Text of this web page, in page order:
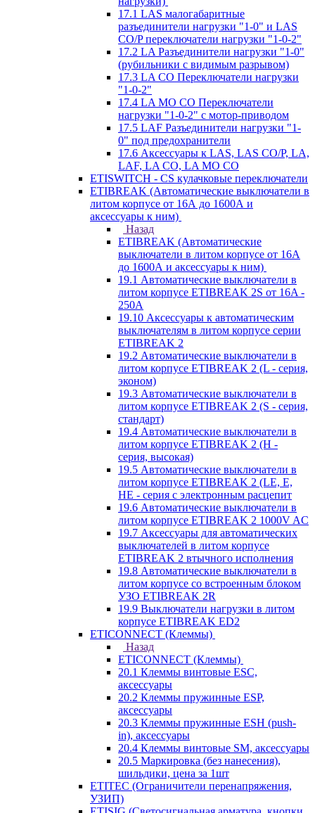
17.1 LAS малогабаритные
разъединители нагрузки "1-0" и LAS
CO/P переключатели нагрузки "1-0-2"
17.2 LA Разъединители нагрузки "1-0"
(рубильники с видимым разрывом)
17.3 LA CO Переключатели нагрузки
"1-0-2"
17.4 LA MO CO Переключатели
нагрузки "1-0-2" с мотор-приводом
17.5 LAF Разъединители нагрузки "1-
0" под предохранители
17.6 Аксессуары к LAS, LAS CO/P, LA,
LAF, LA CO, LA MO CO
ETISWITCH - CS кулачковые переключатели
ETIBREAK (Автоматические выключатели в
литом корпусе от 16А до 1600А и
аксессуары к ним)
Назад
ETIBREAK (Автоматические
выключатели в литом корпусе от 16А
до 1600А и аксессуары к ним)
19.1 Автоматические выключатели в
литом корпусе ETIBREAK 2S от 16A -
250A
19.10 Аксессуары к автоматическим
выключателям в литом корпусе серии
ETIBREAK 2
19.2 Автоматические выключатели в
литом корпусе ETIBREAK 2 (L - серия,
эконом)
19.3 Автоматические выключатели в
литом корпусе ETIBREAK 2 (S - серия,
стандарт)
19.4 Автоматические выключатели в
литом корпусе ETIBREAK 2 (H -
серия, высокая)
19.5 Автоматические выключатели в
литом корпусе ETIBREAK 2 (LE, E,
HE - серия с электронным расцепит
19.6 Автоматические выключатели в
литом корпусе ETIBREAK 2 1000V AC
19.7 Аксессуары для автоматических
выключателей в литом корпусе
ETIBREAK 2 втычного исполнения
19.8 Автоматические выключатели в
литом корпусе со встроенным блоком
УЗО ETIBREAK 2R
19.9 Выключатели нагрузки в литом
корпусе ETIBREAK ED2
ETICONNECT (Клеммы)
Назад
ETICONNECT (Клеммы)
20.1 Клеммы винтовые ESC,
аксессуары
20.2 Клеммы пружинные ESP,
аксессуары
20.3 Клеммы пружинные ESH (push-
in), аксессуары
20.4 Клеммы винтовые SM, аксессуары
20.5 Маркировка (без нанесения),
шильдики, цена за 1шт
ETITEC (Ограничители перенапряжения,
УЗИП)